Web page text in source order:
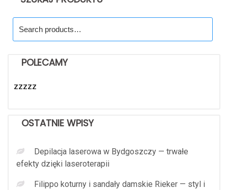
for:
POLECAMY
zzzzz
OSTATNIE WPISY
Depilacja laserowa w Bydgoszczy — trwałe
efekty dzięki laseroterapii
Filippo koturny i sandały damskie Rieker — styl i